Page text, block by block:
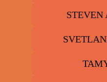
STEVEN